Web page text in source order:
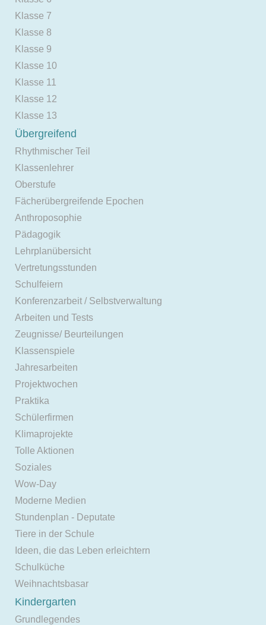
Klasse 7
Klasse 8
Klasse 9
Klasse 10
Klasse 11
Klasse 12
Klasse 13
Übergreifend
Rhythmischer Teil
Klassenlehrer
Oberstufe
Fächerübergreifende Epochen
Anthroposophie
Pädagogik
Lehrplanübersicht
Vertretungsstunden
Schulfeiern
Konferenzarbeit / Selbstverwaltung
Arbeiten und Tests
Zeugnisse/ Beurteilungen
Klassenspiele
Jahresarbeiten
Projektwochen
Praktika
Schülerfirmen
Klimaprojekte
Tolle Aktionen
Soziales
Wow-Day
Moderne Medien
Stundenplan - Deputate
Tiere in der Schule
Ideen, die das Leben erleichtern
Schulküche
Weihnachtsbasar
Kindergarten
Grundlegendes